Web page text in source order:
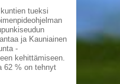
tueksi
ja Kauniainen
-
kehittämiseen.
62 % on tehnyt